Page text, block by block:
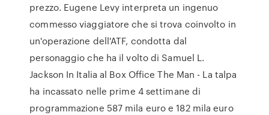
prezzo. Eugene Levy interpreta un ingenuo
commesso viaggiatore che si trova coinvolto in
un'operazione dell'ATF, condotta dal
personaggio che ha il volto di Samuel L.
Jackson In Italia al Box Office The Man - La talpa
ha incassato nelle prime 4 settimane di
programmazione 587 mila euro e 182 mila euro